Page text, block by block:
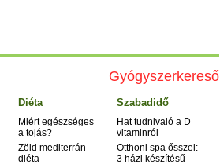
Gyógyszerkereső
Diéta
Miért egészséges
a tojás?
Zöld mediterrán
diéta
Szabadidő
Hat tudnivaló a D
vitaminról
Otthoni spa ősszel:
3 házi készítésű